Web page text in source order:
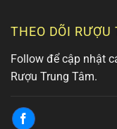
THEO DÕI RƯỢU
Follow để cập nhật
Rượu Trung Tâm.